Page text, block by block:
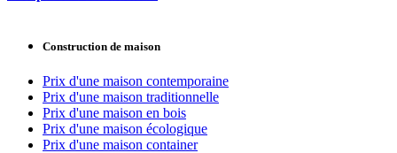
Construction de maison
Prix d'une maison contemporaine
Prix d'une maison traditionnelle
Prix d'une maison en bois
Prix d'une maison écologique
Prix d'une maison container